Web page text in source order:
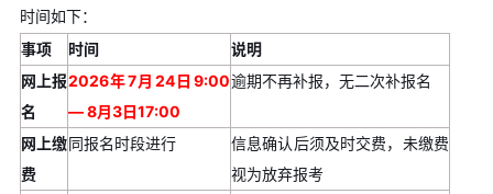
时间如下：
事项
时间
说明
网上报
名
2026年7月24日9:00
— 8月3日17:00
逾期不再补报，无二次补报名
网上缴
费
同报名时段进行
信息确认后须及时交费，未缴费
视为放弃报考